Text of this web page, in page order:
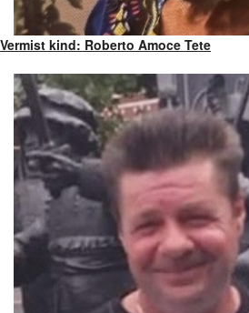
Vermist kind: Roberto Amoce Tete